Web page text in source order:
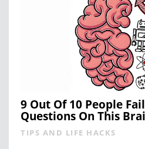
9 Out Of 10 People
Questions On This
TIPS AND LIFE HACKS